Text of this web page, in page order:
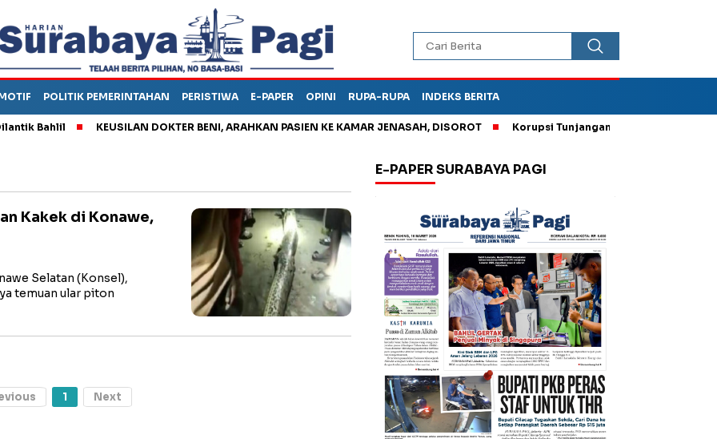
POLITIK PEMERINTAHAN PERISTIWA E-PAPER OPINI RUPA-RUPA INDEKS BERITA
Bahlil KEUSILAN DOKTER BENI, ARAHKAN PASIEN KE KAMAR JENASAH, DISOROT Korupsi Tunjangan Perumahan DPRD
Kakek di Konawe,
Selatan (Konsel),
temuan ular piton
1 Next
E-PAPER SURABAYA PAGI